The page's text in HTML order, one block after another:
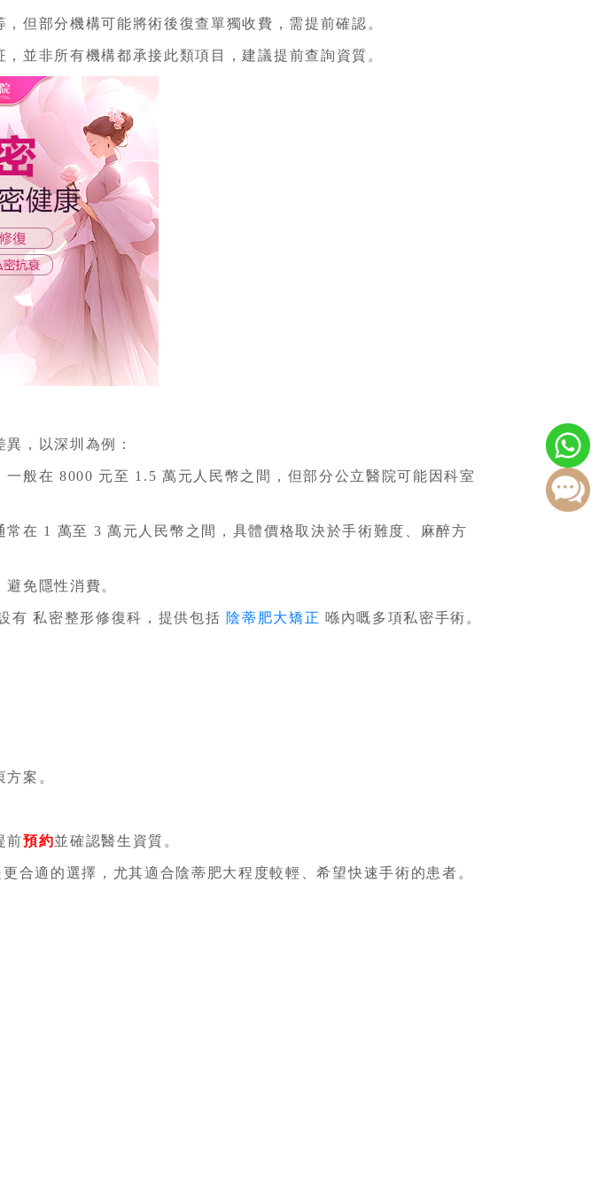
但部分機構可能將術後復查單獨收費，需提前確認。
並非所有機構都承接此類項目，建議提前查詢資質。
，以深圳為例：
般在 8000 元至 1.5 萬元人民幣之間，但部分公立醫院可能因科室
常在 1 萬至 3 萬元人民幣之間，具體價格取決於手術難度、麻醉方
免隱性消費。
有 私密整形修復科，提供包括 陰蒂肥大矯正 喺內嘅多項私密手術。
案。
前預約並確認醫生資質。
合適的選擇，尤其適合陰蒂肥大程度較輕、希望快速手術的患者。